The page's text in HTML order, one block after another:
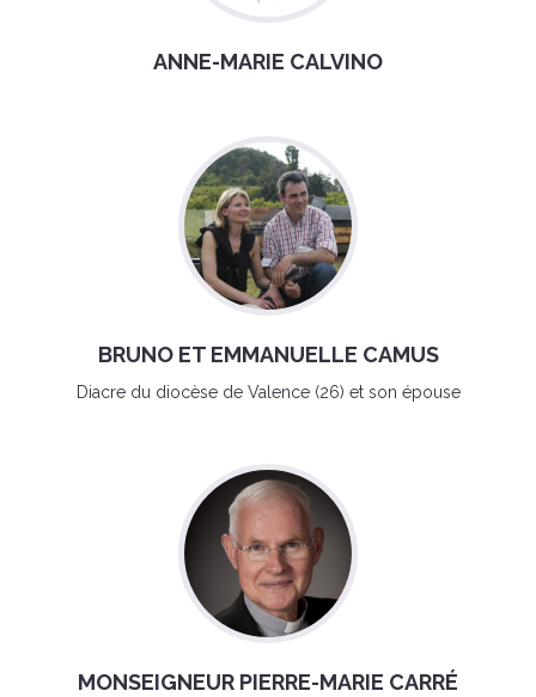
ANNE-MARIE CALVINO
BRUNO ET EMMANUELLE CAMUS
Diacre du diocèse de Valence (26) et son épouse
MONSEIGNEUR PIERRE-MARIE CARRÉ